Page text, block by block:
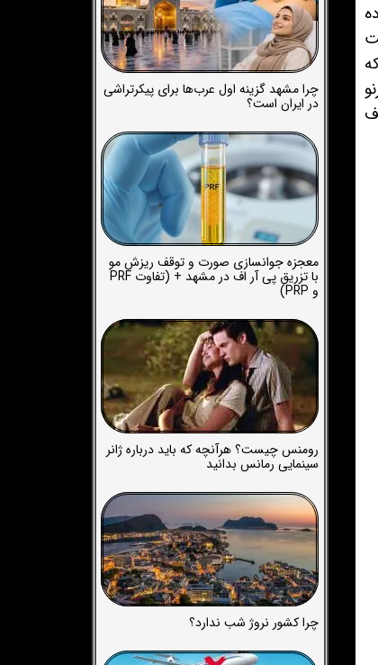
چرا مشهد گزینه اول عرب‌ها برای پیکرتراشی
در ایران است؟
معجزه جوانسازی صورت و توقف ریزش مو
با تزریق پی آر اف در مشهد + (تفاوت PRF
و PRP)
رومنس چیست؟ هرآنچه که باید درباره ژانر
سینمایی رمانس بدانید
چرا کشور نروژ شب ندارد؟